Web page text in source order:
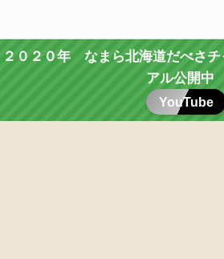
２０２０年 なまら北海道だべさチ
アル公開中
YouTube